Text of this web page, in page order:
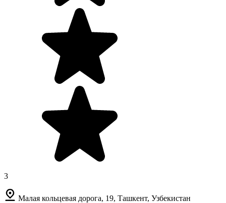
3
Малая кольцевая дорога, 19, Ташкент, Узбекистан